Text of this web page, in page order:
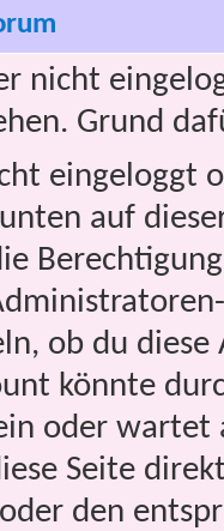
nicht
Grund
eingeloggt
auf
ob du
könnte
oder wartet
Seite
den